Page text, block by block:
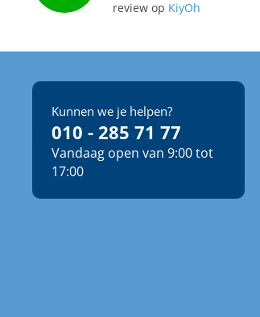
review op KiyOh
Kunnen we je helpen?
010 - 285 71 77
Vandaag open van 9:00 tot
17:00